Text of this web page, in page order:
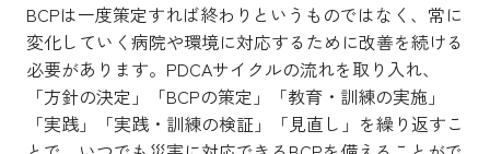
BCPは一度策定すれば終わりというものではなく、常に
変化していく病院や環境に対応するために改善を続ける
必要があります。PDCAサイクルの流れを取り入れ、
「方針の決定」「BCPの策定」「教育・訓練の実施」
「実践」「実践・訓練の検証」「見直し」を繰り返すこ